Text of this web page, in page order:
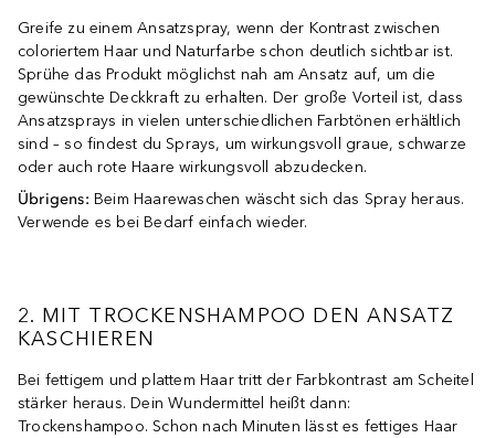
Greife zu einem Ansatzspray, wenn der Kontrast zwischen
coloriertem Haar und Naturfarbe schon deutlich sichtbar ist.
Sprühe das Produkt möglichst nah am Ansatz auf, um die
gewünschte Deckkraft zu erhalten. Der große Vorteil ist, dass
Ansatzsprays in vielen unterschiedlichen Farbtönen erhältlich
sind – so findest du Sprays, um wirkungsvoll graue, schwarze
oder auch rote Haare wirkungsvoll abzudecken.
Übrigens: Beim Haarewaschen wäscht sich das Spray heraus.
Verwende es bei Bedarf einfach wieder.
2. MIT TROCKENSHAMPOO DEN ANSATZ
KASCHIEREN
Bei fettigem und plattem Haar tritt der Farbkontrast am Scheitel
stärker heraus. Dein Wundermittel heißt dann:
Trockenshampoo. Schon nach Minuten lässt es fettiges Haar